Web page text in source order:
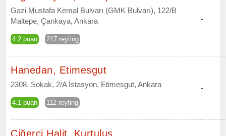
Gazi Mustafa Kemal Bulvarı (GMK Bulvarı), 122/B
Maltepe, Çankaya, Ankara
4.2 puan 217 reyting
-
Hanedan, Etimesgut
2308. Sokak, 2/A İstasyon, Etimesgut, Ankara
4.1 puan 112 reyting
-
Ciğerci Halit, Kurtuluş